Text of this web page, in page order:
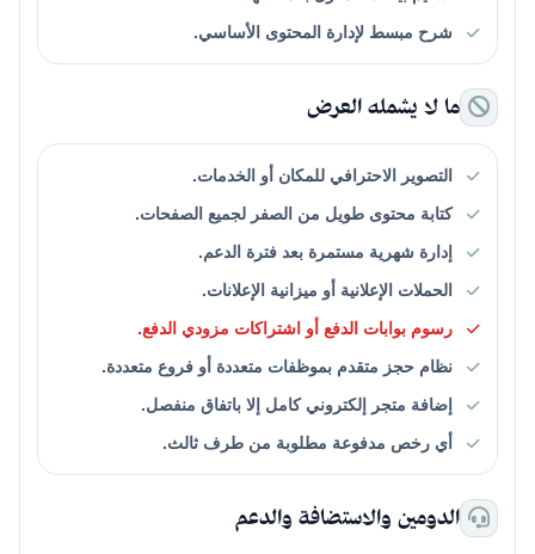
شرح مبسط لإدارة المحتوى الأساسي.
ما لا يشمله العرض
التصوير الاحترافي للمكان أو الخدمات.
كتابة محتوى طويل من الصفر لجميع الصفحات.
إدارة شهرية مستمرة بعد فترة الدعم.
الحملات الإعلانية أو ميزانية الإعلانات.
رسوم بوابات الدفع أو اشتراكات مزودي الدفع.
نظام حجز متقدم بموظفات متعددة أو فروع متعددة.
إضافة متجر إلكتروني كامل إلا باتفاق منفصل.
أي رخص مدفوعة مطلوبة من طرف ثالث.
الدومين والاستضافة والدعم